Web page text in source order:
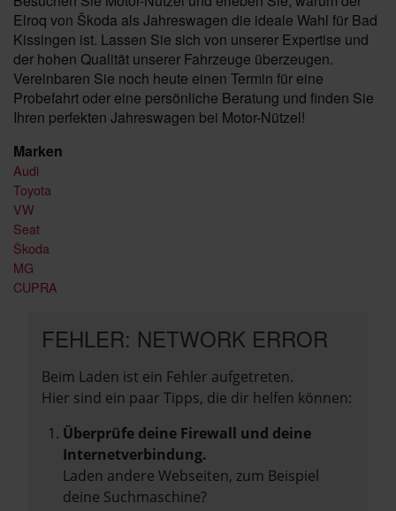
Elroq von Škoda als Jahreswagen die ideale Wahl für Bad
Kissingen ist. Lassen Sie sich von unserer Expertise und
der hohen Qualität unserer Fahrzeuge überzeugen.
Vereinbaren Sie noch heute einen Termin für eine
Probefahrt oder eine persönliche Beratung und finden Sie
Ihren perfekten Jahreswagen bei Motor-Nützel!
Marken
Audi
Toyota
VW
Seat
Škoda
MG
CUPRA
FEHLER: NETWORK ERROR
Beim Laden ist ein Fehler aufgetreten.
Hier sind ein paar Tipps, die dir helfen können:
Überprüfe deine Firewall und deine
Internetverbindung.
Laden andere Webseiten, zum Beispiel
deine Suchmaschine?